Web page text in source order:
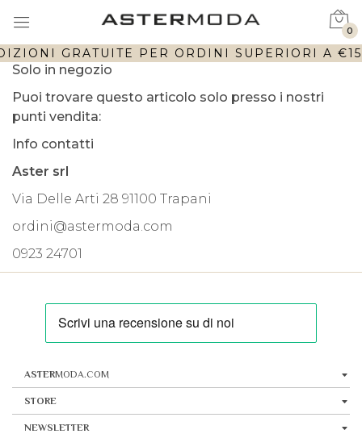
GRATUITE PER ORDINI SUPERIORI A
0
Solo in negozio
Puoi trovare questo articolo solo presso i nostri
punti vendita:
Info contatti
Aster srl
Via Delle Arti 28 91100 Trapani
ordini@astermoda.com
0923 24701
ASTERMODA.COM
STORE
NEWSLETTER